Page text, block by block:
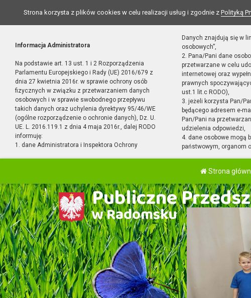
Strona korzysta z plików cookies w celu realizacji usług i zgodnie z Polityką
Informacja Administratora
Na podstawie art. 13 ust. 1 i 2 Rozporządzenia
Parlamentu Europejskiego i Rady (UE) 2016/679 z
dnia 27 kwietnia 2016r. w sprawie ochrony osób
fizycznych w związku z przetwarzaniem danych
osobowych i w sprawie swobodnego przepływu
takich danych oraz uchylenia dyrektywy 95/46/WE
(ogólne rozporządzenie o ochronie danych), Dz. U.
UE. L. 2016.119.1 z dnia 4 maja 2016r., dalej RODO
informuję:
1. dane Administratora i Inspektora Ochrony
Danych znajdują się w
osobowych”,
2. Pana/Pani dane
przetwarzane w celu
internetowej oraz
prawnych
ust.1 lit.c RODO),
3. jeżeli korzysta Pan/
będącego adresem e-
Pan/Pani na
udzielenia odpowiedzi,
4. dane osobowe mogą
państwowym, organom
Strona
Publiczne
w Radomsku